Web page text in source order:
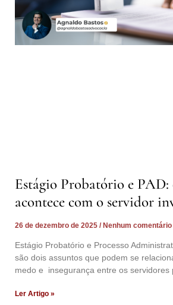
Estágio Probatório e PAD:
acontece com o servidor
26 de dezembro de 2025 Nenhum comentário
Estágio Probatório e Processo
são dois assuntos que podem se
medo e insegurança entre os servidores
Ler Artigo »